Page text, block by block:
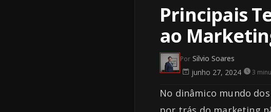
Principais
ao
Por Silvio Soares
junho 27, 2024
3
No dinâmico mundo